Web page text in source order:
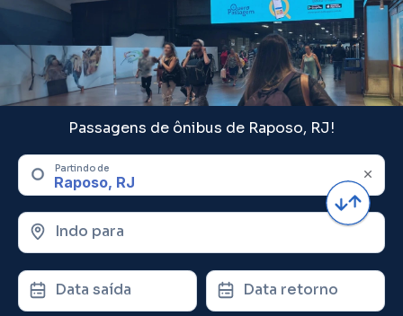
Passagens de ônibus de Raposo, RJ!
Partindo de
Indo para
Data saída Data retorno